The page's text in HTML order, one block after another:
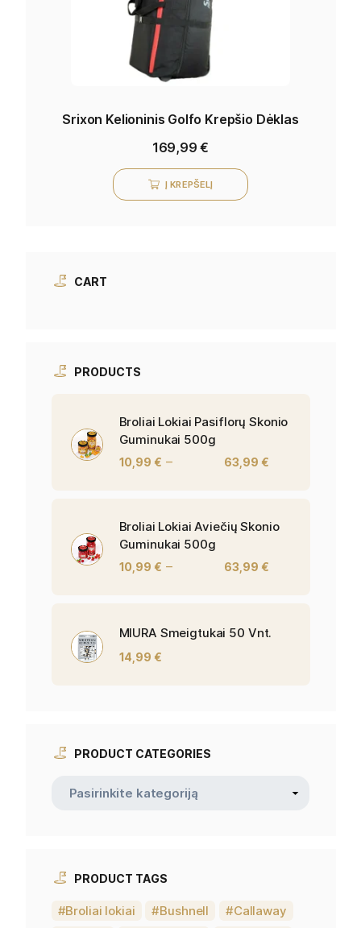
Srixon Kelioninis Golfo Krepšio Dėklas
169,99€
Į KREPŠELĮ
CART
PRODUCTS
Broliai Lokiai Pasiflorų Skonio
Guminukai 500g
10,99 € – 63,99 €
Broliai Lokiai Aviečių Skonio
Guminukai 500g
10,99 € – 63,99 €
MIURA Smeigtukai 50 Vnt.
14,99 €
PRODUCT CATEGORIES
PRODUCT TAGS
Broliai lokiai Bushnell
Callaway